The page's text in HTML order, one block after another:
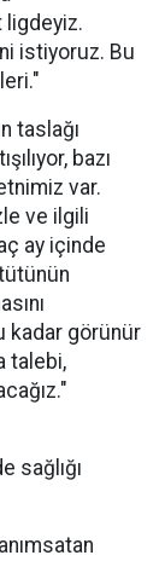
ligdeyiz.
istiyoruz. Bu
taslağı
bazı
var.
ve ilgili
ay içinde
kadar görünür
talebi,
sağlığı